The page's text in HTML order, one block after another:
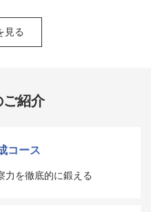
見る
ご紹介
コース
力を徹底的に鍛える